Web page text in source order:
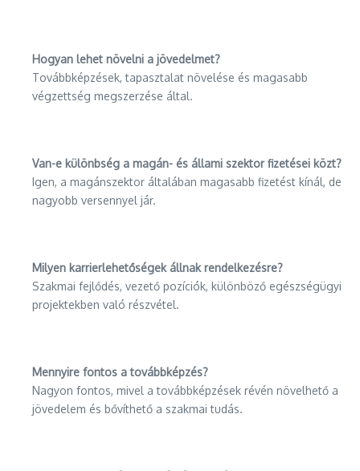
Hogyan lehet növelni a jövedelmet?
Továbbképzések, tapasztalat növelése és magasabb
végzettség megszerzése által.
Van-e különbség a magán- és állami szektor fizetései közt?
Igen, a magánszektor általában magasabb fizetést kínál, de
nagyobb versennyel jár.
Milyen karrierlehetőségek állnak rendelkezésre?
Szakmai fejlődés, vezető pozíciók, különböző egészségügyi
projektekben való részvétel.
Mennyire fontos a továbbképzés?
Nagyon fontos, mivel a továbbképzések révén növelhető a
jövedelem és bővíthető a szakmai tudás.